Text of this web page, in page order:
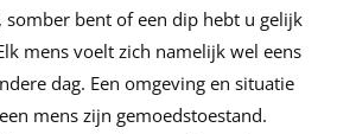
somber bent of een dip hebt u gelijk
mens voelt zich namelijk wel eens
dag. Een omgeving en situatie
mens zijn gemoedstoestand.